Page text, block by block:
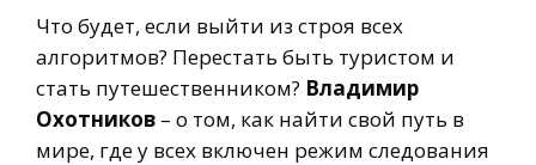
Что будет, если выйти из строя всех
алгоритмов? Перестать быть туристом и
стать путешественником? Владимир
Охотников – о том, как найти свой путь в
мире, где у всех включен режим следования